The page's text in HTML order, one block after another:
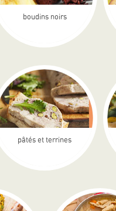
boudins noirs
pâtés et terrines